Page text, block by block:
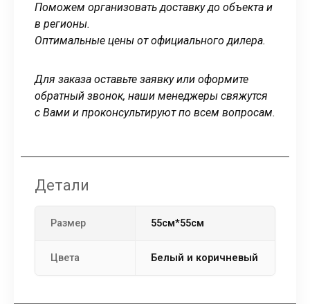
Поможем организовать доставку до объекта и
в регионы.
Оптимальные цены от официального дилера.
Для заказа оставьте заявку или оформите
обратный звонок, наши менеджеры свяжутся
с Вами и проконсультируют по всем вопросам.
Детали
Размер 55см*55см
Цвета Белый и коричневый